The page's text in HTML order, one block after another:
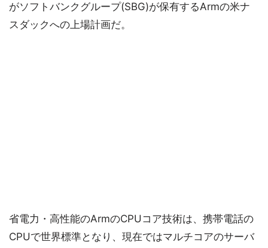
がソフトバンクグループ(SBG)が保有するArmの米ナ
スダックへの上場計画だ。
省電力・高性能のArmのCPUコア技術は、携帯電話の
CPUで世界標準となり、現在ではマルチコアのサーバ